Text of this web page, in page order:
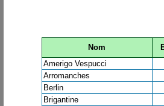
Nom
Amerigo Vespucci
Arromanches
Berlin
Brigantine